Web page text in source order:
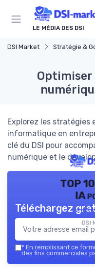
LE MÉDIA DES DSI
DSI Market Stratégie &
Explorez les stratégies
informatique en
clé du DSI pour
numérique et le
TOP
IA
DSI
Téléchargez
* En remplissant ce
des fins commerciales
Panneau de gestion des